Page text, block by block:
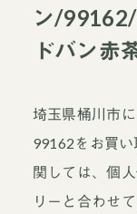
ン/
ドバン赤
埼玉県桶川市
99162をお買
関しては、個
リーと合わせ